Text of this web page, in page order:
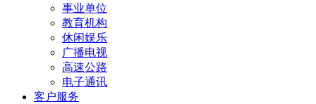
事业单位
教育机构
休闲娱乐
广播电视
高速公路
电子通讯
客户服务